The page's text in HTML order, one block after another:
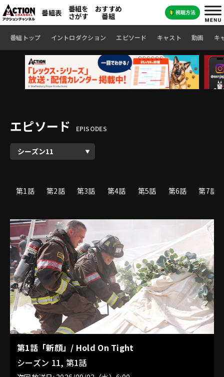
番組表 番組を
さがす
おすすめ
番組
番組トップ イントロダクション エピソード キャスト 動画 キ
エピソード EPISODES
第1話 第2話 第3話 第4話 第5話 第6話 第7話
第1話「新顔」/ Hold On Tight
シーズン 11, 第1話